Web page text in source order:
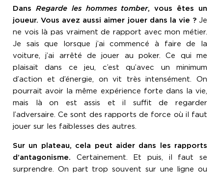
Dans Regarde les hommes tomber, vous êtes un
joueur. Vous avez aussi aimer jouer dans la vie ?Je
ne vois là pas vraiment de rapport avec mon métier.
Je sais que lorsque j’ai commencé à faire de la
voiture, j’ai arrêté de jouer au poker. Ce qui me
plaisait dans ce jeu, c’est qu’avec un minimum
d’action et d’énergie, on vit très intensément. On
pourrait avoir la même expérience forte dans la vie,
mais là on est assis et il suffit de regarder
l’adversaire. Ce sont des rapports de force où il faut
jouer sur les faiblesses des autres.
Sur un plateau, cela peut aider dans les rapports
d’antagonisme. Certainement. Et puis, il faut se
surprendre. On part trop souvent sur une ligne ou